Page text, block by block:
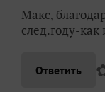
Макс,
след.году-как
Ответить